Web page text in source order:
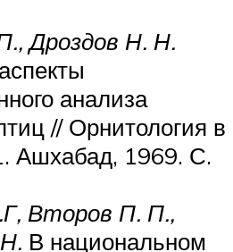
Дроздов Н. Н.
анализа
// Орнитология в
Ашхабад, 1969. С.
Второв П. П.,
В национальном